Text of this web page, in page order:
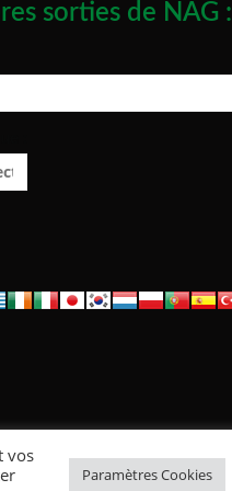
sorties de NAG :
vos
Paramètres Cookies